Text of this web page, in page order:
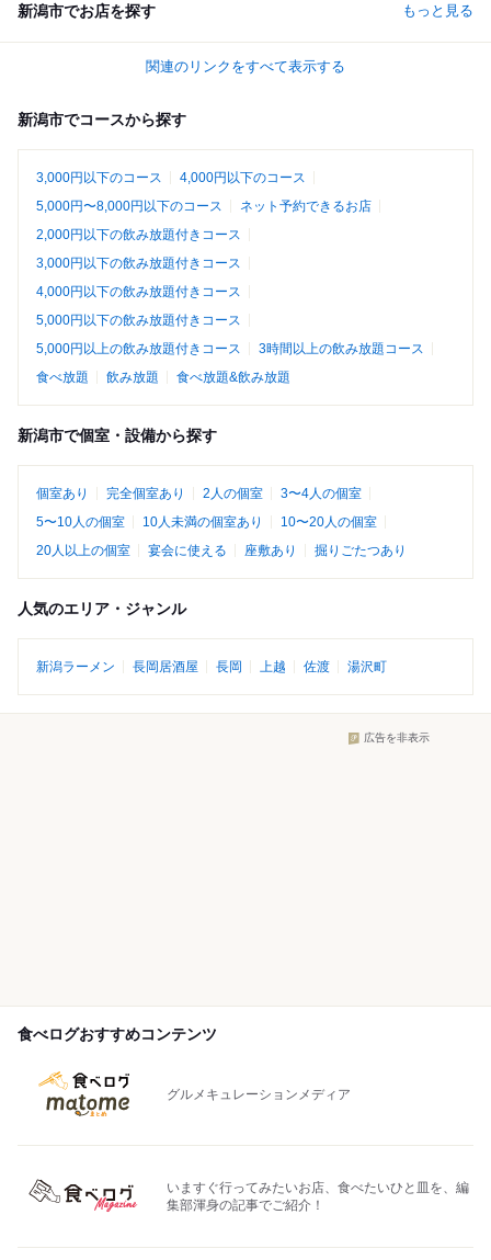
新潟市でお店を探す もっと見る
関連のリンクをすべて表示する
新潟市でコースから探す
3,000円以下のコース
4,000円以下のコース
5,000円〜8,000円以下のコース
ネット予約できるお店
2,000円以下の飲み放題付きコース
3,000円以下の飲み放題付きコース
4,000円以下の飲み放題付きコース
5,000円以下の飲み放題付きコース
5,000円以上の飲み放題付きコース
3時間以上の飲み放題コース
食べ放題
飲み放題 食べ放題&飲み放題
新潟市で個室・設備から探す
個室あり 完全個室あり 2人の個室
3〜4人の個室
5〜10人の個室
10人未満の個室あり
10〜20人の個室
20人以上の個室
宴会に使える 座敷あり 掘りごたつあり
人気のエリア・ジャンル
新潟ラーメン 長岡居酒屋 長岡 上越 佐渡 湯沢町
広告を非表示
食べログおすすめコンテンツ
グルメキュレーションメディア
いますぐ行ってみたいお店、食べたいひと皿を、編
集部渾身の記事でご紹介！